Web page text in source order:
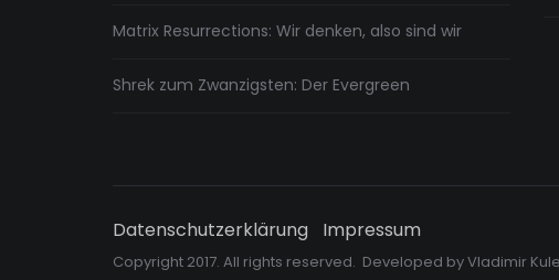
Matrix Resurrections: Wir denken, also sind wir
Shrek zum Zwanzigsten: Der Evergreen
Datenschutzerklärung Impressum
Copyright 2017. All rights reserved. Developed byVladimir